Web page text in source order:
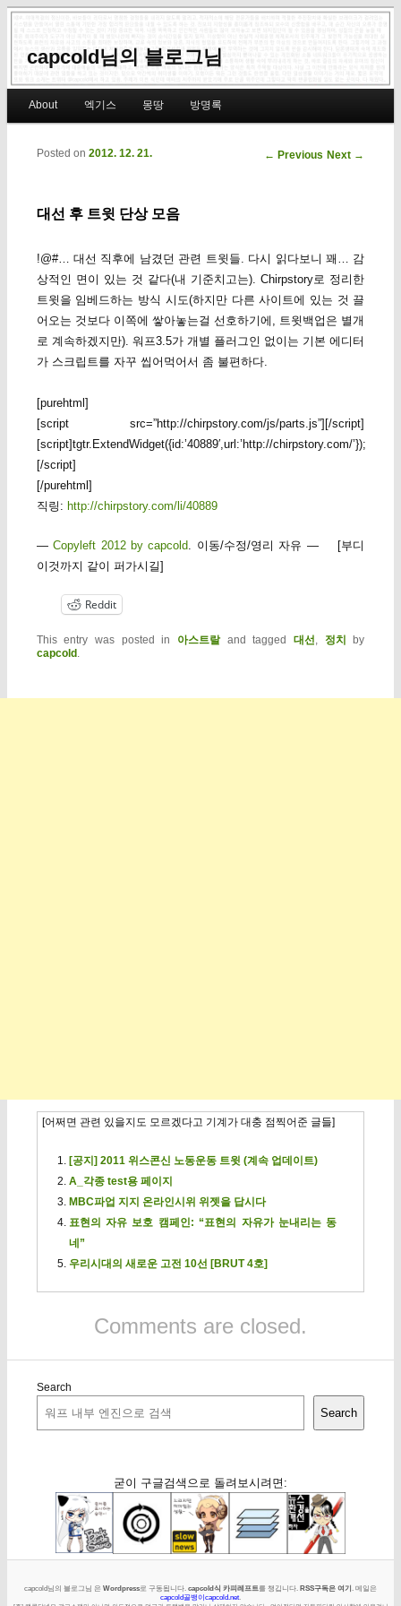
capcold님의 블로그님
Skip to primary content
Skip to secondary content
About 엑기스 몽땅 방명록
Post navigation
← Previous Next →
대선 후 트윗 단상 모음
Posted on 2012. 12. 21.
!@#… 대선 직후에 남겼던 관련 트윗들. 다시 읽다보니 꽤… 감
상적인 면이 있는 것 같다(내 기준치고는). Chirpstory로 정리한
트윗을 임베드하는 방식 시도(하지만 다른 사이트에 있는 것 끌
어오는 것보다 이쪽에 쌓아놓는걸 선호하기에, 트윗백업은 별개
로 계속하겠지만). 워프3.5가 개별 플러그인 없이는 기본 에디터
가 스크립트를 자꾸 씹어먹어서 좀 불편하다.
[purehtml]
[script src=”http://chirpstory.com/js/parts.js”][/script]
[script]tgtr.ExtendWidget({id:’40889′,url:’http://chirpstory.com/’});
[/script]
[/purehtml]
직링: http://chirpstory.com/li/40889
—Copyleft 2012 by capcold . 이동/수정/영리 자유 — [부디
이것까지 같이 퍼가시길]
Reddit
This entry was posted in 아스트랄and tagged대선, 정치
by
capcold .
[어쩌면 관련 있을지도 모르겠다고 기계가 대충 점찍어준 글들]
[공지] 2011 위스콘신 노동운동 트윗 (계속 업데이트)
A_각종 test용 페이지
MBC파업 지지 온라인시위 위젯을 답시다
표현의 자유 보호 캠페인: “표현의 자유가 눈내리는 동
네”
우리시대의 새로운 고전 10선 [BRUT 4호]
Comments are closed.
Search
Search
굳이 구글검색으로 돌려보시려면:
capcold님의 블로그님 은 Wordpress로 구동됩니다. capcold식 카피레프트를 챙깁니다. RSS구독은 여기. 메일은
capcold골뱅이capcold.net.